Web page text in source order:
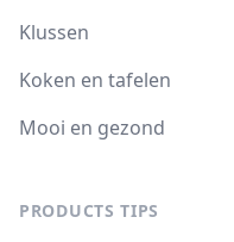
Klussen
Koken en tafelen
Mooi en gezond
PRODUCTS TIPS